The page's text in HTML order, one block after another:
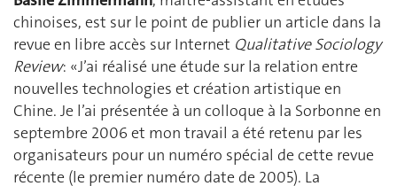
chinoises, est sur le point de publier un article dans la
revue en libre accès sur Internet Qualitative Sociology
Review: «J’ai réalisé une étude sur la relation entre
nouvelles technologies et création artistique en
Chine. Je l’ai présentée à un colloque à la Sorbonne en
septembre 2006 et mon travail a été retenu par les
organisateurs pour un numéro spécial de cette revue
récente (le premier numéro date de 2005). La